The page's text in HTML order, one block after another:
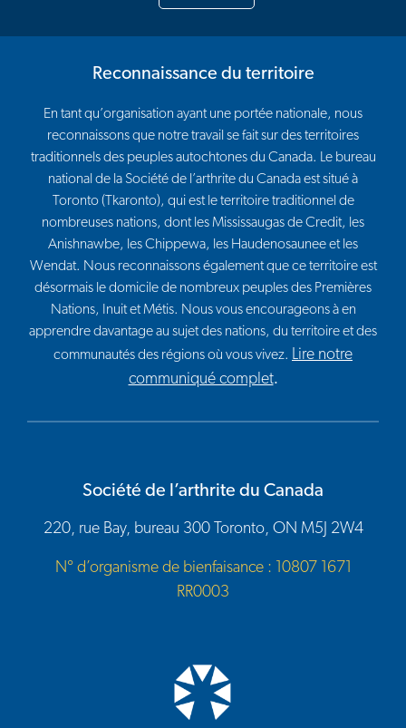
Reconnaissance du territoire
En tant qu’organisation ayant une portée nationale, nous
reconnaissons que notre travail se fait sur des territoires
traditionnels des peuples autochtones du Canada. Le bureau
national de la Société de l’arthrite du Canada est situé à
Toronto (Tkaronto), qui est le territoire traditionnel de
nombreuses nations, dont les Mississaugas de Credit, les
Anishnawbe, les Chippewa, les Haudenosaunee et les
Wendat. Nous reconnaissons également que ce territoire est
désormais le domicile de nombreux peuples des Premières
Nations, Inuit et Métis. Nous vous encourageons à en
apprendre davantage au sujet des nations, du territoire et des
communautés des régions où vous vivez. Lire notre
communiqué complet.
Société de l’arthrite du Canada
220, rue Bay, bureau 300 Toronto, ON M5J 2W4
N° d’organisme de bienfaisance : 10807 1671
RR0003